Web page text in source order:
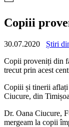
Copiii
30.07.2020 Știri
Copii proveniți din
trecut prin acest
Copiii și tinerii aflați
Ciucure, din
Dr. Oana Ciucure,
mergeam la copii